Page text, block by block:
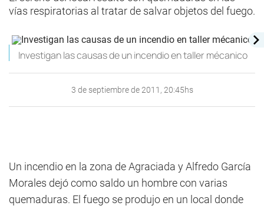
vías respiratorias al tratar de salvar objetos del fuego.
Investigan las causas de un incendio en taller mécanico
3 de septiembre de 2011, 20:45hs
Un incendio en la zona de Agraciada y Alfredo García
Morales dejó como saldo un hombre con varias
quemaduras. El fuego se produjo en un local donde